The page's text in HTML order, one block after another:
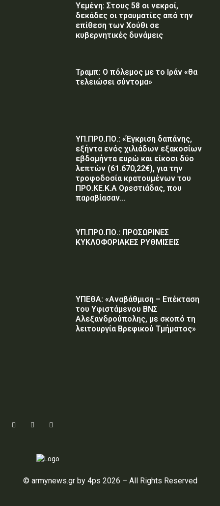
Υεμένη: Στους 58 οι νεκροί,
δεκάδες οι τραυματίες από την
επίθεση των Χούθι σε
κυβερνητικές δυνάμεις
Τραμπ: Ο πόλεμος με το Ιράν «θα
τελειώσει σύντομα»
ΥΠ.ΠΡΟ.ΠΟ.: «Έγκριση δαπάνης,
εξήντα ενός χιλιάδων εξακοσίων
εβδομήντα ευρώ και είκοσι δύο
λεπτών (61.670,22€), για την
τροφοδοσία κρατουμένων του
ΠΡΟ.ΚΕ.Κ.Α Ορεστιάδας, που
παραβίασαν...
ΥΠ.ΠΡΟ.ΠΟ.: ΠΡΟΣΩΡΙΝΕΣ
ΚΥΚΛΟΦΟΡΙΑΚΕΣ ΡΥΘΜΙΣΕΙΣ
ΥΠΕΘΑ: «Αναβάθμιση – Επέκταση
του Υφιστάμενου ΒΝΣ
Αλεξανδρούπολης, με σκοπό τη
λειτουργία Βρεφικού Τμήματος»
© armynews.gr by 4ps 2026 – All Rights Reserved